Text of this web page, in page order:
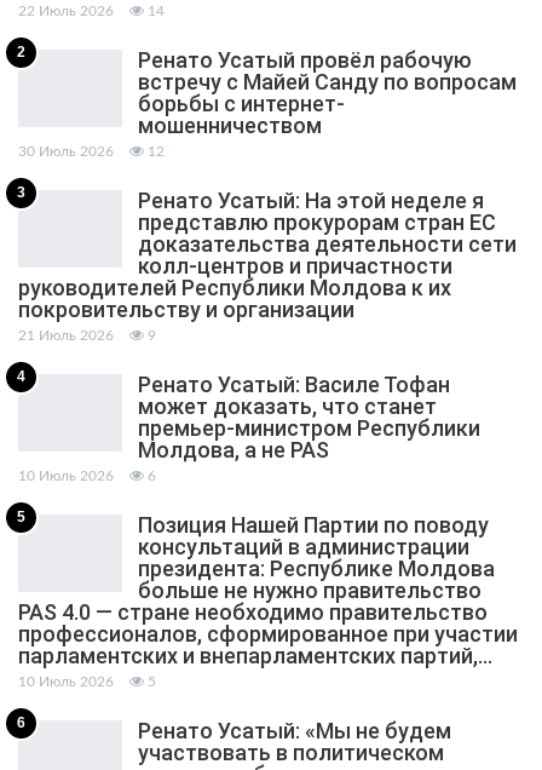
22 Июль 2026 14
2
Ренато Усатый провёл рабочую
встречу с Майей Санду по вопросам
борьбы с интернет-
мошенничеством
30 Июль 2026 12
3
Ренато Усатый: На этой неделе я
представлю прокурорам стран ЕС
доказательства деятельности сети
колл-центров и причастности
руководителей Республики Молдова к их
покровительству и организации
21 Июль 2026 9
4
Ренато Усатый: Василе Тофан
может доказать, что станет
премьер-министром Республики
Молдова, а не PAS
10 Июль 2026 6
5
Позиция Нашей Партии по поводу
консультаций в администрации
президента: Республике Молдова
больше не нужно правительство
PAS 4.0 — стране необходимо правительство
профессионалов, сформированное при участии
парламентских и внепарламентских партий,…
10 Июль 2026 5
6
Ренато Усатый: «Мы не будем
участвовать в политическом